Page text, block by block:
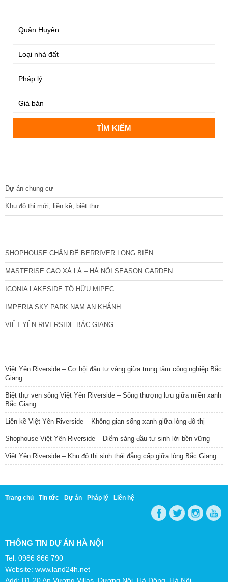
Dự án chung cư
Khu đô thị mới, liền kề, biệt thự
SHOPHOUSE CHÂN ĐẾ BERRIVER LONG BIÊN
MASTERISE CAO XÀ LÁ – HÀ NỘI SEASON GARDEN
ICONIA LAKESIDE TỐ HỮU MIPEC
IMPERIA SKY PARK NAM AN KHÁNH
VIỆT YÊN RIVERSIDE BẮC GIANG
Việt Yên Riverside – Cơ hội đầu tư vàng giữa trung tâm công nghiệp Bắc
Giang
Biệt thự ven sông Việt Yên Riverside – Sống thượng lưu giữa miền xanh
Bắc Giang
Liền kề Việt Yên Riverside – Không gian sống xanh giữa lòng đô thị
Shophouse Việt Yên Riverside – Điểm sáng đầu tư sinh lời bền vững
Việt Yên Riverside – Khu đô thị sinh thái đẳng cấp giữa lòng Bắc Giang
Trang chủ Tin tức Dự án Pháp lý Liên hệ
THÔNG TIN DỰ ÁN HÀ NỘI
Tel: 0986 866 790
Website: www.land24h.net